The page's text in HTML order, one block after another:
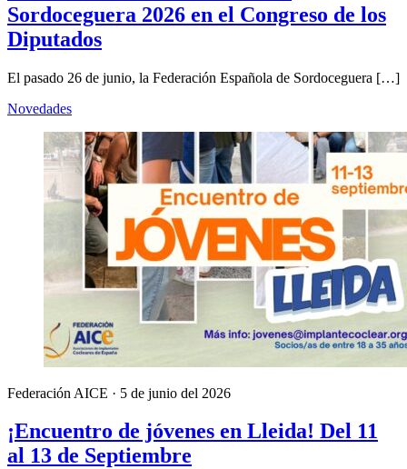
Sordoceguera 2026 en el Congreso de los
Diputados
El pasado 26 de junio, la Federación Española de Sordoceguera […]
Novedades
Federación AICE · 5 de junio del 2026
¡Encuentro de jóvenes en Lleida! Del 11
al 13 de Septiembre